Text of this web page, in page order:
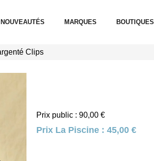
NOUVEAUTÉS MARQUES BOUTIQUES
Clips
Prix public : 90,00 €
Prix La Piscine : 45,00 €